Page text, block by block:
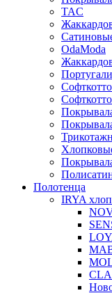
TAC
OdaModa
Полотенца
IRYA